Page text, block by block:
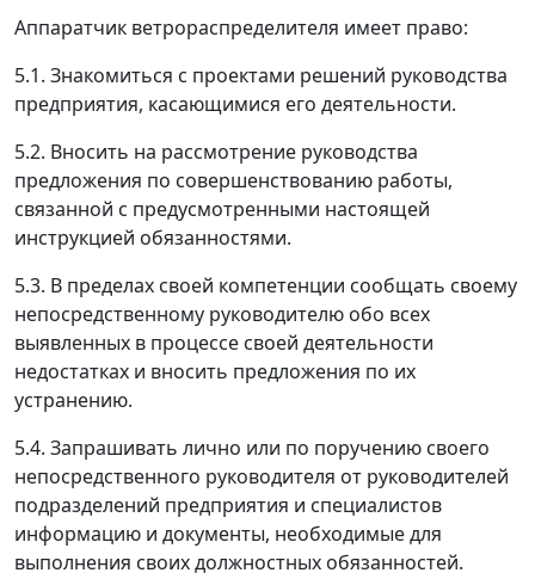
Аппаратчик ветрораспределителя имеет право:
5.1. Знакомиться с проектами решений руководства
предприятия, касающимися его деятельности.
5.2. Вносить на рассмотрение руководства
предложения по совершенствованию работы,
связанной с предусмотренными настоящей
инструкцией обязанностями.
5.3. В пределах своей компетенции сообщать своему
непосредственному руководителю обо всех
выявленных в процессе своей деятельности
недостатках и вносить предложения по их
устранению.
5.4. Запрашивать лично или по поручению своего
непосредственного руководителя от руководителей
подразделений предприятия и специалистов
информацию и документы, необходимые для
выполнения своих должностных обязанностей.